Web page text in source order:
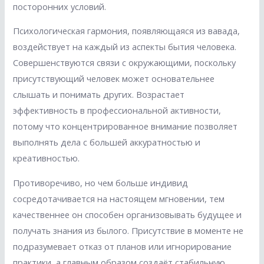
посторонних условий.
Психологическая гармония, появляющаяся из вавада,
воздействует на каждый из аспекты бытия человека.
Совершенствуются связи с окружающими, поскольку
присутствующий человек может основательнее
слышать и понимать других. Возрастает
эффективность в профессиональной активности,
потому что концентрированное внимание позволяет
выполнять дела с большей аккуратностью и
креативностью.
Противоречиво, но чем больше индивид
сосредотачивается на настоящем мгновении, тем
качественнее он способен организовывать будущее и
получать знания из былого. Присутствие в моменте не
подразумевает отказ от планов или игнорирование